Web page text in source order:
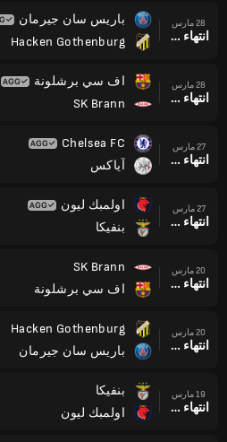
28 مارس
انتهاء وقت المباراة
باريس سان جيرمان
Hacken Gothenburg
28 مارس
انتهاء وقت المباراة
اف سي برشلونة
SK Brann
27 مارس
انتهاء وقت المباراة
Chelsea FC
آياكس
27 مارس
انتهاء وقت المباراة
اولمبك ليون
بنفيكا
20 مارس
انتهاء وقت المباراة
SK Brann
اف سي برشلونة
20 مارس
انتهاء وقت المباراة
Hacken Gothenburg
باريس سان جيرمان
19 مارس
انتهاء وقت المباراة
بنفيكا
اولمبك ليون